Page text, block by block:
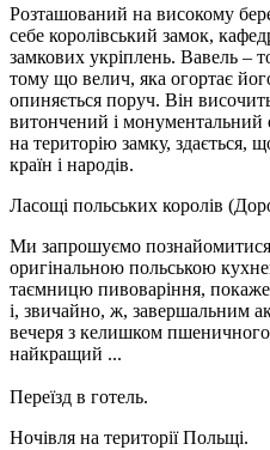
Розташований на високому
себе королівський замок,
замкових укріплень. Вавель –
тому що велич, яка огортає
опиняється поруч. Він
витончений і
на територію замку, здається,
країн і народів.
Ласощі польських королів
Ми запрошуємо
оригінальною польською
таємницю пивоваріння,
і, звичайно, ж, завершальним
вечеря з келишком
найкращий ...
Переїзд в готель.
Ночівля на території Польщі.